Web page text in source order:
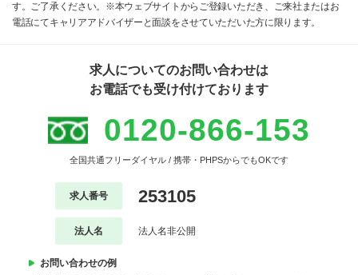
す。ご了承ください。※本ウェブサイトからご登録いただき、ご来社またはお
電話にてキャリアアドバイザーと面談をさせていただいた方に限ります。
求人についてのお問い合わせは
お電話でも受け付けております
0120-866-153
全国共通フリーダイヤル / 携帯・PHPSからでもOKです
求人番号 253105
法人名 法人名非公開
お問い合わせの例